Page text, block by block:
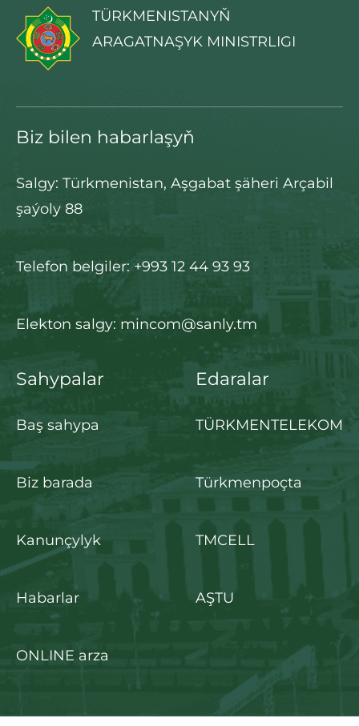
TÜRKMENISTANYŇ
ARAGATNAŞYK MINISTRLIGI
Biz bilen habarlaşyň
Salgy: Türkmenistan, Aşgabat şäheri Arçabil
şaýoly 88
Telefon belgiler: +993 12 44 93 93
Elekton salgy: mincom@sanly.tm
Sahypalar
Baş sahypa
Biz barada
Kanunçylyk
Habarlar
ONLINE arza
Edaralar
TÜRKMENTELEKOM
Türkmenpoçta
TMCELL
AŞTU